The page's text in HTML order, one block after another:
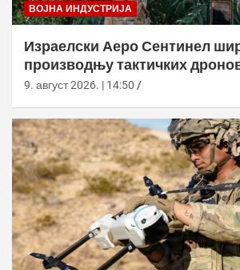
ВОЈНА ИНДУСТРИЈА
Израелски Аеро Сентинел
производњу тактичких
нова тржишта
9. август 2026. | 14:50